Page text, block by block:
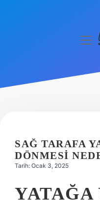
Hakkımızda
SAĞ TARAFA
DÖNMESI
Tarih: Ocak 3, 2025
YATAĞA